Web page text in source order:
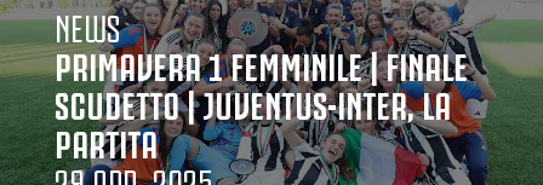
NEWS
PRIMAVERA 1 FEMMINILE | FINALE
SCUDETTO | JUVENTUS-INTER, LA
PARTITA